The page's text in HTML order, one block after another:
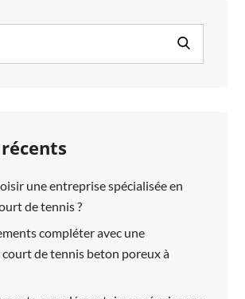
une entreprise spécialisée en
de tennis ?
compléter avec une
de tennis beton poreux à